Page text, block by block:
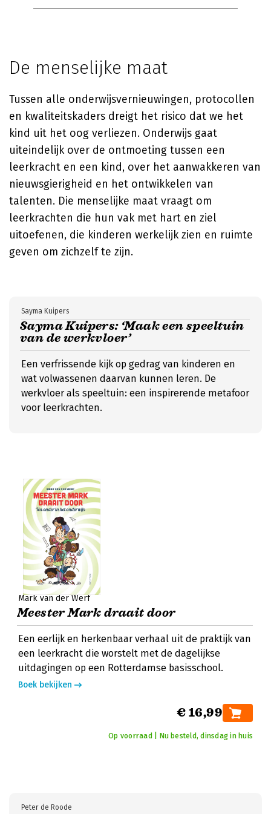
De menselijke maat
Tussen alle onderwijsvernieuwingen, protocollen
en kwaliteitskaders dreigt het risico dat we het
kind uit het oog verliezen. Onderwijs gaat
uiteindelijk over de ontmoeting tussen een
leerkracht en een kind, over het aanwakkeren van
nieuwsgierigheid en het ontwikkelen van
talenten. Die menselijke maat vraagt om
leerkrachten die hun vak met hart en ziel
uitoefenen, die kinderen werkelijk zien en ruimte
geven om zichzelf te zijn.
Sayma Kuipers: ‘Maak een speeltuin
van de werkvloer’
Sayma Kuipers
Een verfrissende kijk op gedrag van kinderen en
wat volwassenen daarvan kunnen leren. De
werkvloer als speeltuin: een inspirerende metafoor
voor leerkrachten.
Mark van der Werf
Meester Mark draait door
Een eerlijk en herkenbaar verhaal uit de praktijk van
een leerkracht die worstelt met de dagelijkse
uitdagingen op een Rotterdamse basisschool.
Boek bekijken
€ 16,99
Op voorraad | Nu besteld, dinsdag in huis
Peter de Roode